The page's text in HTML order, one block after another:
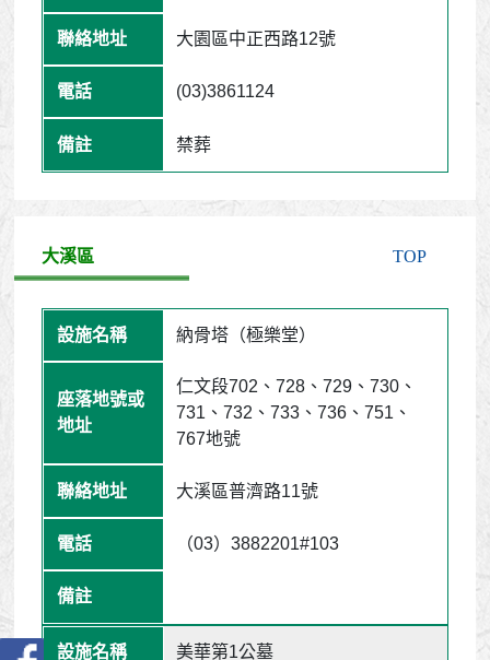
大園區中正西路12號
(03)3861124
禁葬
大溪區 TOP
納骨塔（極樂堂）
仁文段702、728、729、730、
731、732、733、736、751、
767地號
大溪區普濟路11號
（03）3882201#103
美華第1公墓